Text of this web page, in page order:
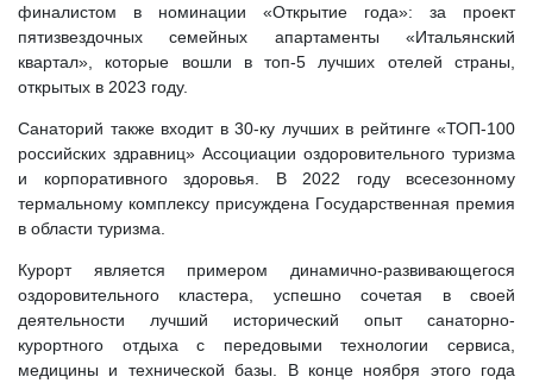
финалистом в номинации «Открытие года»: за проект
пятизвездочных семейных апартаменты «Итальянский
квартал», которые вошли в топ-5 лучших отелей страны,
открытых в 2023 году.
Санаторий также входит в 30-ку лучших в рейтинге «ТОП-100
российских здравниц» Ассоциации оздоровительного туризма
и корпоративного здоровья. В 2022 году всесезонному
термальному комплексу присуждена Государственная премия
в области туризма.
Курорт является примером динамично-развивающегося
оздоровительного кластера, успешно сочетая в своей
деятельности лучший исторический опыт санаторно-
курортного отдыха с передовыми технологии сервиса,
медицины и технической базы. В конце ноября этого года